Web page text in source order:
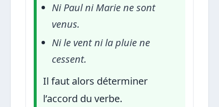
Ni Paul ni Marie ne sont
venus.
Ni le vent ni la pluie ne
cessent.
Il faut alors déterminer
l’accord du verbe.